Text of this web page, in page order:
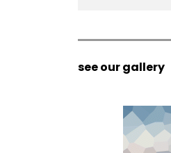
see our gallery